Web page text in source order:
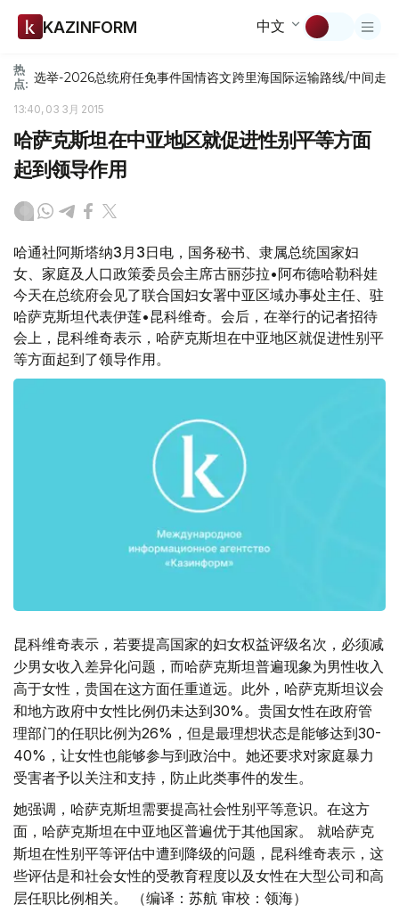
KAZINFORM 中文
热
点: 选举-2026总统府任免事件国情咨文跨里海国际运输路线/中间走廊
13:40, 03 3月 2015
哈萨克斯坦在中亚地区就促进性别平等方面
起到领导作用
哈通社阿斯塔纳3月3日电，国务秘书、隶属总统国家妇
女、家庭及人口政策委员会主席古丽莎拉•阿布德哈勒科娃
今天在总统府会见了联合国妇女署中亚区域办事处主任、驻
哈萨克斯坦代表伊莲•昆科维奇。会后，在举行的记者招待
会上，昆科维奇表示，哈萨克斯坦在中亚地区就促进性别平
等方面起到了领导作用。
昆科维奇表示，若要提高国家的妇女权益评级名次，必须减
少男女收入差异化问题，而哈萨克斯坦普遍现象为男性收入
高于女性，贵国在这方面任重道远。此外，哈萨克斯坦议会
和地方政府中女性比例仍未达到30%。贵国女性在政府管
理部门的任职比例为26%，但是最理想状态是能够达到30-
40%，让女性也能够参与到政治中。她还要求对家庭暴力
受害者予以关注和支持，防止此类事件的发生。
她强调，哈萨克斯坦需要提高社会性别平等意识。在这方
面，哈萨克斯坦在中亚地区普遍优于其他国家。 就哈萨克
斯坦在性别平等评估中遭到降级的问题，昆科维奇表示，这
些评估是和社会女性的受教育程度以及女性在大型公司和高
层任职比例相关。 （编译：苏航 审校：领海）